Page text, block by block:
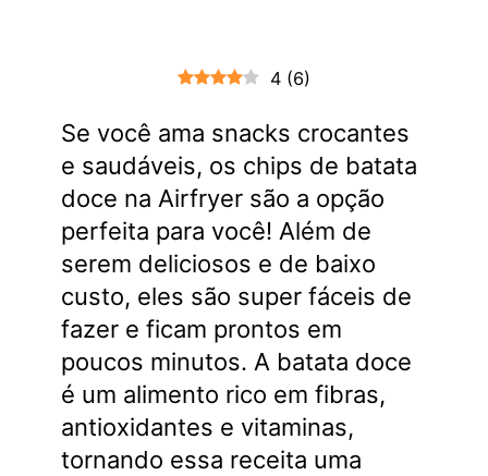
4 (6)
Se você ama snacks crocantes
e saudáveis, os chips de batata
doce na Airfryer são a opção
perfeita para você! Além de
serem deliciosos e de baixo
custo, eles são super fáceis de
fazer e ficam prontos em
poucos minutos. A batata doce
é um alimento rico em fibras,
antioxidantes e vitaminas,
tornando essa receita uma